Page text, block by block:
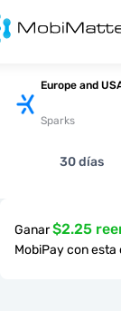
Europe and
Sparks
30 días
Ganar$2.25
MobiPay con esta